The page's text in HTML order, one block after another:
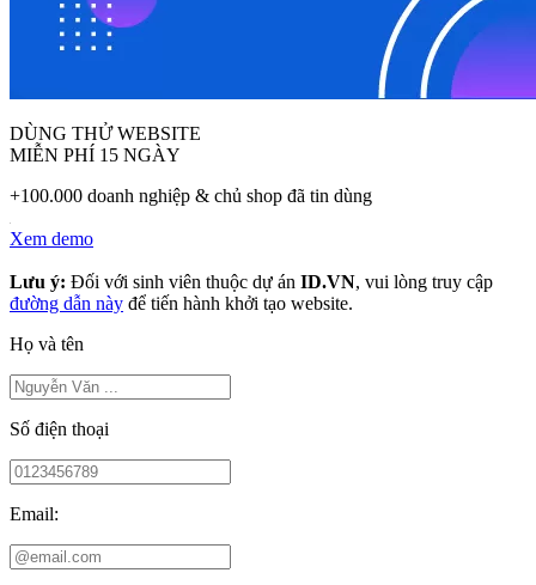
DÙNG THỬ WEBSITE
MIỄN PHÍ 15 NGÀY
+100.000 doanh nghiệp & chủ shop đã tin dùng
Xem demo
Lưu ý: Đối với sinh viên thuộc dự án ID.VN, vui lòng truy cập
đường dẫn này để tiến hành khởi tạo website.
Họ và tên
Số điện thoại
Email: